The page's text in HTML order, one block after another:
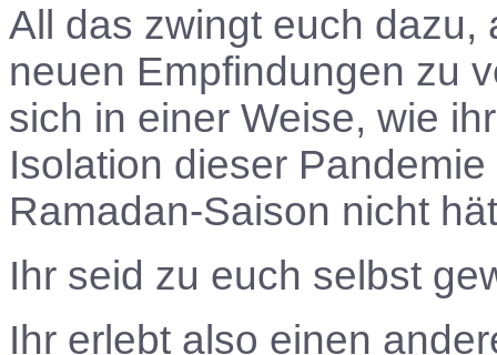
All das zwingt euch dazu,
neuen Empfindungen zu
sich in einer Weise, wie
Isolation dieser
Ramadan-Saison nicht
Ihr seid zu euch selbst
Ihr erlebt also einen